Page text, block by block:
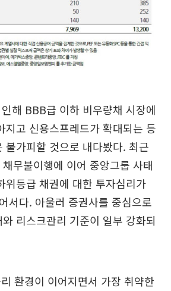
해 BBB급 이하 비우량채 시장에
지고 신용스프레드가 확대되는 등
불가피할 것으로 내다봤다. 최근
무불이행에 이어 중앙그룹 사태
위등급 채권에 대한 투자심리가
서다. 아울러 증권사를 중심으로
리스크관리 기준이 일부 강화되
환경이 이어지면서 가장 취약한